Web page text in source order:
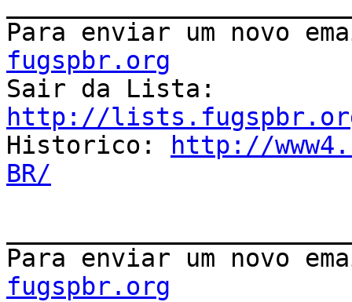
Para enviar um novo
fugspbr.org
http://
Historico:
http://
BR/
Para enviar um novo
fugspbr.org